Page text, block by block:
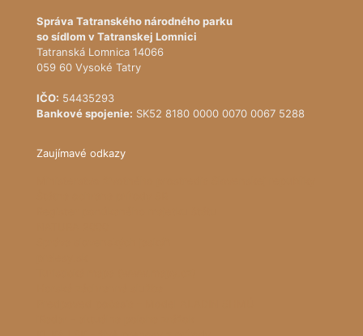
Správa Tatranského národného parku
so sídlom v Tatranskej Lomnici
Tatranská Lomnica 14066
059 60 Vysoké Tatry
IČO: 54435293
Bankové spojenie: SK52 8180 0000 0070 0067 5288
Zaujímavé odkazy